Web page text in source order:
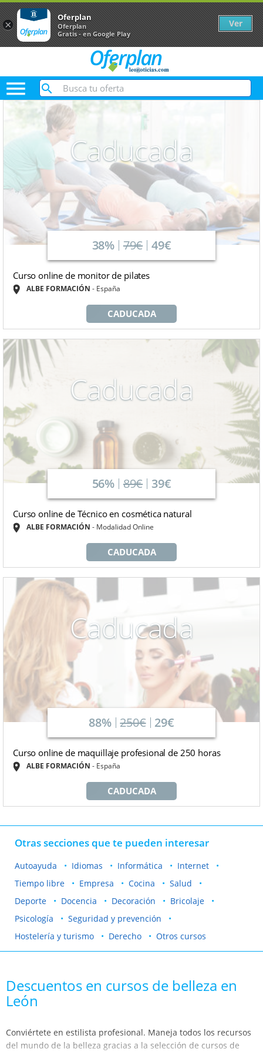

Caducada
38% 79€ 49€
Curso online de monitor de pilates
ALBE FORMACIÓN España
CADUCADA
Caducada
56% 89€ 39€
Curso online de Técnico en cosmética natural
ALBE FORMACIÓN Modalidad Online
CADUCADA
Caducada
88% 250€ 29€
Curso online de maquillaje profesional de 250 horas
ALBE FORMACIÓN España
CADUCADA
Otras secciones que te pueden interesar
Autoayuda Idiomas Informática
Internet
Tiempo libre
Empresa Cocina
Salud
Deporte
Docencia Decoración
Bricolaje
Psicología
Seguridad y prevención
Hostelería y turismo
Derecho Otros cursos
Descuentos en cursos de belleza en
León
Conviértete en estilista profesional. Maneja todos los recursos
del mundo de la belleza gracias a la selección de cursos de
×
Oferplan
Oferplan
Gratis - en Google Play
Ver